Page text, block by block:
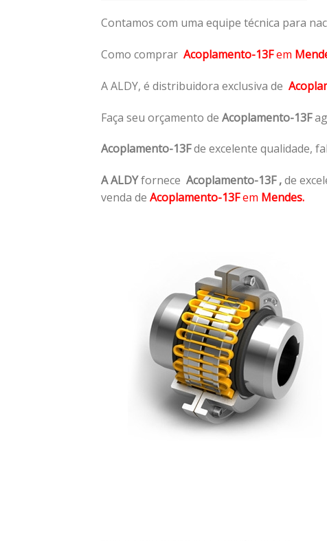
Contamos com uma equipe técnica para
Como comprar Acoplamento-13Fem
A ALDY, é distribuidora exclusiva de
Faça seu orçamento de Acoplamento-13F
Acoplamento-13Fde excelente qualidade,
A ALDYfornece Acoplamento-13F ,de
venda de Acoplamento-13Fem Mendes.